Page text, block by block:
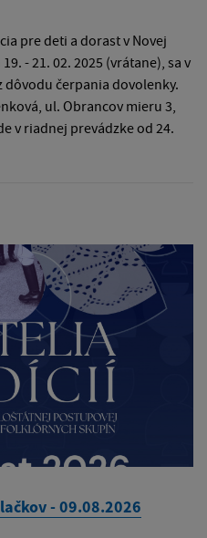
pre deti a dorast v Novej
- 21. 02. 2025 (vrátane), sa v
čerpania dovolenky.
ul. Obrancov mieru 3,
v riadnej prevádzke od 24.
- 09.08.2026